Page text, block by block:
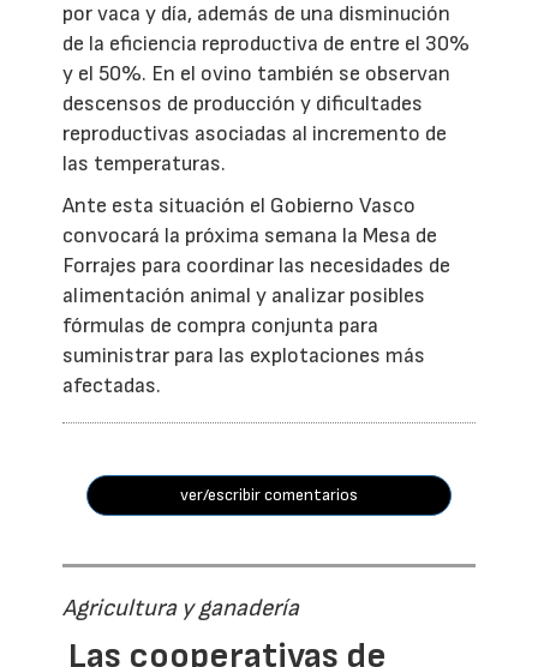
por vaca y día, además de una disminución
de la eficiencia reproductiva de entre el 30%
y el 50%. En el ovino también se observan
descensos de producción y dificultades
reproductivas asociadas al incremento de
las temperaturas.
Ante esta situación el Gobierno Vasco
convocará la próxima semana la Mesa de
Forrajes para coordinar las necesidades de
alimentación animal y analizar posibles
fórmulas de compra conjunta para
suministrar para las explotaciones más
afectadas.
ver/escribir comentarios
Agricultura y ganadería
Las cooperativas de